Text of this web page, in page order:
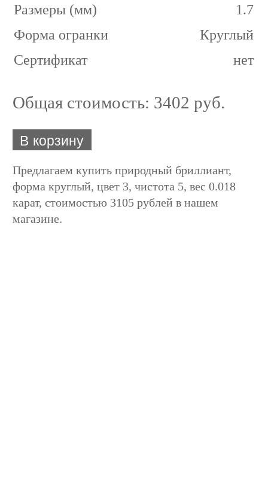
Размеры (мм)
1.7
Форма огранки
Круглый
Сертификат
нет
Общая стоимость: 3402 руб.
В корзину
Предлагаем купить природный бриллиант,
форма круглый, цвет 3, чистота 5, вес 0.018
карат, стоимостью 3105 рублей в нашем
магазине.